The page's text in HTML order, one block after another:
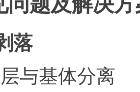
落
与基体分离